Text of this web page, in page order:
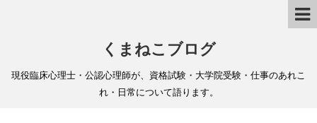
くまねこブログ
現役臨床心理士・公認心理師が、資格試験・大学院受験・仕事のあれこ
れ・日常について語ります。